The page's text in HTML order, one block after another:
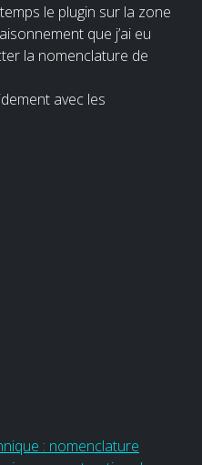
le plugin sur la zone
que j’ai eu
la nomenclature de
avec les
: nomenclature